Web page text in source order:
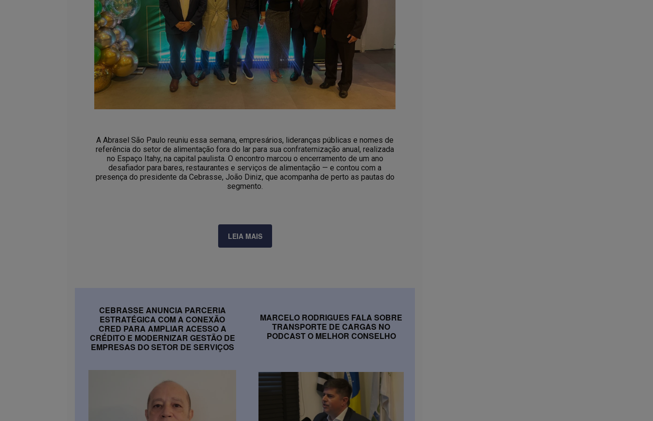
A Abrasel São Paulo reuniu essa semana, empresários, lideranças públicas e nomes de
referência do setor de alimentação fora do lar para sua confraternização anual, realizada
no Espaço Itahy, na capital paulista. O encontro marcou o encerramento de um ano
desafiador para bares, restaurantes e serviços de alimentação — e contou com a
presença do presidente da Cebrasse, João Diniz, que acompanha de perto as pautas do
segmento.
LEIA MAIS
CEBRASSE ANUNCIA PARCERIA
ESTRATÉGICA COM A CONEXÃO
CRED PARA AMPLIAR ACESSO A
CRÉDITO E MODERNIZAR GESTÃO DE
EMPRESAS DO SETOR DE SERVIÇOS
MARCELO RODRIGUES FALA SOBRE
TRANSPORTE DE CARGAS NO
PODCAST O MELHOR CONSELHO